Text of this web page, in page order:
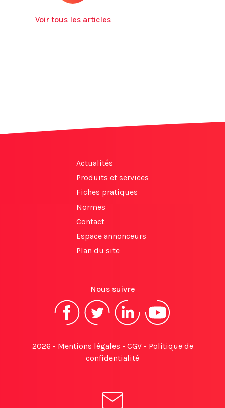
Voir tous les articles
Actualités
Produits et services
Fiches pratiques
Normes
Contact
Espace annonceurs
Plan du site
Nous suivre
2026 - Mentions légales - CGV- Politique de
confidentialité